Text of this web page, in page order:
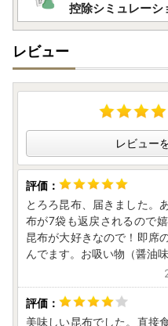
控除シミュレーシ
レビュー
レビュー
とろろ昆布、届きました。
布が7袋も返戻されるので
昆布が大好きなので！即席
んでます。お吸い物（醤油
美味しい昆布でした。直接